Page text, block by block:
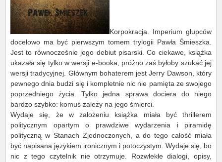
Korpokracja. Imperium głupców
docelowo ma być pierwszym tomem trylogii Pawła Śmieszka.
Jest to równocześnie jego debiut pisarski. Co ciekawe, książka
ukazała się tylko w wersji e-booka, próżno zaś byłoby szukać jej
wersji tradycyjnej. Głównym bohaterem jest Jerry Dawson, który
pewnego dnia budzi się i kompletnie nic nie pamięta ze swojego
poprzedniego życia. Tylko jedna sprawa dociera do niego
bardzo szybko: komuś zależy na jego śmierci.
Wydaje się, że w założeniu książka miała być thrillerem
politycznym opartym o prawdziwe wydarzenia i piramidę
polityczną w Stanach Zjednoczonych, a do tego całość miała
być napisana językiem ironicznym i potoczystym. Wydaje się, bo
nic z tego czytelnik nie otrzymuje. Rozwlekłe dialogi, opisy,